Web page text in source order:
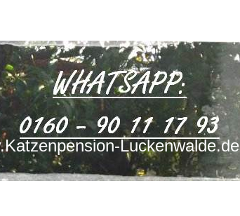
Luckenwalde.de